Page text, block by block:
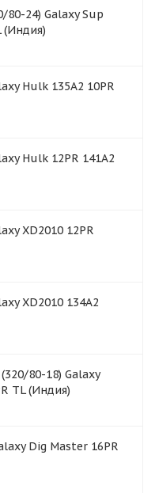
24) Galaxy Sup
(Индия)
Hulk 135A2 10PR
Hulk 12PR 141A2
XD2010 12PR
XD2010 134A2
80-18) Galaxy
TL (Индия)
Dig Master 16PR